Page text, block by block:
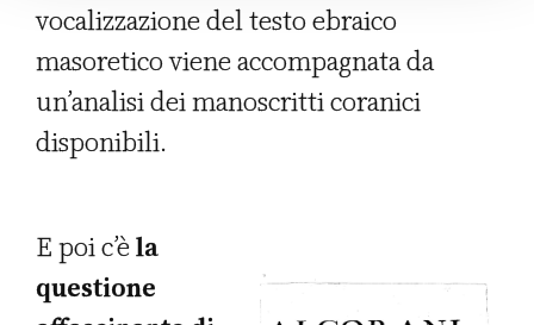
vocalizzazione del testo ebraico
masoretico viene accompagnata da
un’analisi dei manoscritti coranici
disponibili.
E poi c’èla
questione